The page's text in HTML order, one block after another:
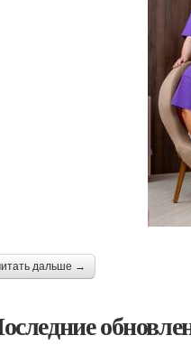
дальше →